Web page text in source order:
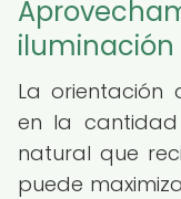
La orientación
en la
natural que
puede